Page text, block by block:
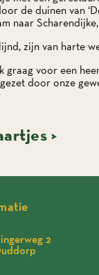
de duinen van
naar
zijn van harte
graag voor een
door onze
>
2